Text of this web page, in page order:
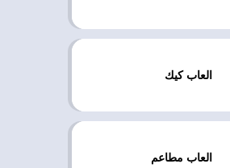
العاب كيك
العاب مطاعم